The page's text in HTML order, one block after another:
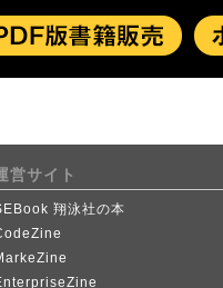
営サイト
翔泳社の本